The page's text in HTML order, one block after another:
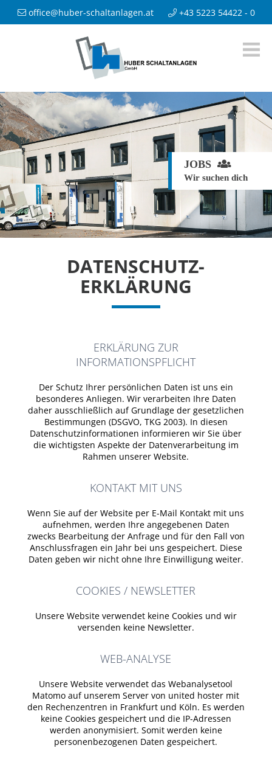
office@huber-schaltanlagen.at +43 5223 54422 - 0
JOBS
Wir suchen dich
DATENSCHUTZ­
ERKLÄRUNG
ERKLÄRUNG ZUR
INFORMATIONSPFLICHT
Der Schutz Ihrer persönlichen Daten ist uns ein
besonderes Anliegen. Wir verarbeiten Ihre Daten
daher ausschließlich auf Grundlage der gesetzlichen
Bestimmungen (DSGVO, TKG 2003). In diesen
Datenschutzinformationen informieren wir Sie über
die wichtigsten Aspekte der Datenverarbeitung im
Rahmen unserer Website.
KONTAKT MIT UNS
Wenn Sie auf der Website per E-Mail Kontakt mit uns
aufnehmen, werden Ihre angegebenen Daten
zwecks Bearbeitung der Anfrage und für den Fall von
Anschlussfragen ein Jahr bei uns gespeichert. Diese
Daten geben wir nicht ohne Ihre Einwilligung weiter.
COOKIES / NEWSLETTER
Unsere Website verwendet keine Cookies und wir
versenden keine Newsletter.
WEB-ANALYSE
Unsere Website verwendet das Webanalysetool
Matomo auf unserem Server von united hoster mit
den Rechenzentren in Frankfurt und Köln. Es werden
keine Cookies gespeichert und die IP-Adressen
werden anonymisiert. Somit werden keine
personenbezogenen Daten gespeichert.